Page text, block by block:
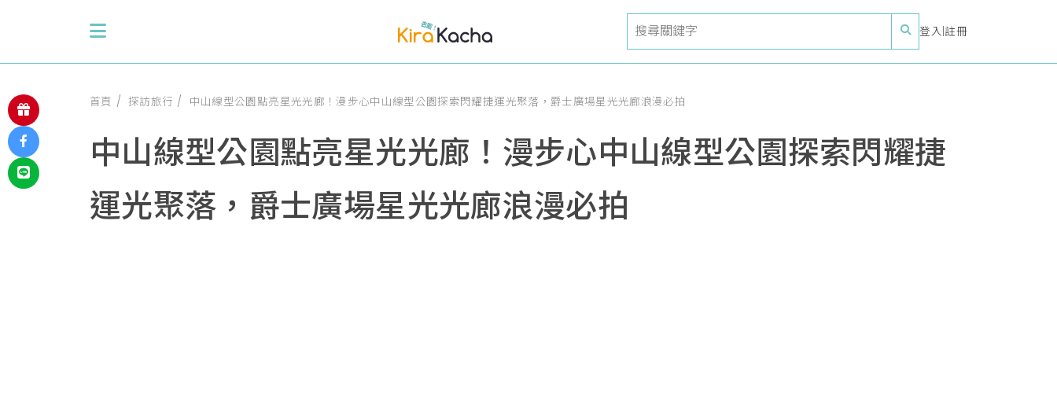
登入 註冊
首頁 探訪旅行 中山線型公園點亮星光光廊！漫步心中山線型公園探索閃耀捷運光聚落，爵士廣場星光光廊浪漫必拍
中山線型公園點亮星光光廊！漫步心中山線型公園探索閃耀捷
運光聚落，爵士廣場星光光廊浪漫必拍